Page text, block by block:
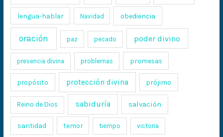
lengua-hablar Navidad obediencia
oración paz pecado poder divino
presencia divina problemas promesas
propósito protección divina prójimo
Reino de Dios sabiduría salvación
santidad temor tiempo victoria